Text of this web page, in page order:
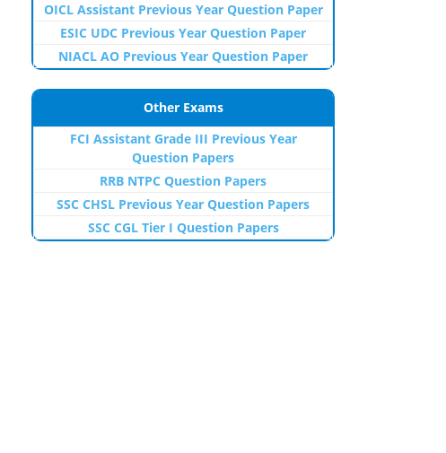
OICL Assistant Previous Year Question Paper
ESIC UDC Previous Year Question Paper
NIACL AO Previous Year Question Paper
Other Exams
FCI Assistant Grade III Previous Year
Question Papers
RRB NTPC Question Papers
SSC CHSL Previous Year Question Papers
SSC CGL Tier I Question Papers